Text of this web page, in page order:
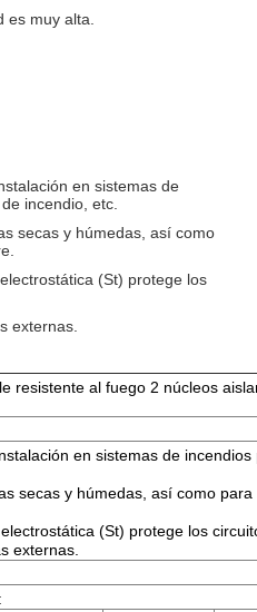
es muy alta.
en sistemas de
incendio, etc.
secas y húmedas, así como
(St) protege los
externas.
resistente al fuego 2 núcleos
en sistemas de
secas y húmedas, así como
(St) protege los
externas.